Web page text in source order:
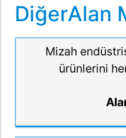
DiğerAlan
Mizah
ürünlerini